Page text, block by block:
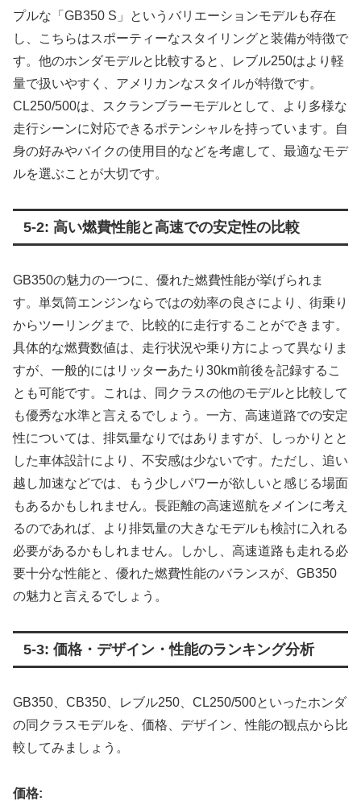
プルな「GB350 S」というバリエーションモデルも存在
し、こちらはスポーティーなスタイリングと装備が特徴で
す。他のホンダモデルと比較すると、レブル250はより軽
量で扱いやすく、アメリカンなスタイルが特徴です。
CL250/500は、スクランブラーモデルとして、より多様な
走行シーンに対応できるポテンシャルを持っています。自
身の好みやバイクの使用目的などを考慮して、最適なモデ
ルを選ぶことが大切です。
5-2: 高い燃費性能と高速での安定性の比較
GB350の魅力の一つに、優れた燃費性能が挙げられま
す。単気筒エンジンならではの効率の良さにより、街乗り
からツーリングまで、比較的に走行することができます。
具体的な燃費数値は、走行状況や乗り方によって異なりま
すが、一般的にはリッターあたり30km前後を記録するこ
とも可能です。これは、同クラスの他のモデルと比較して
も優秀な水準と言えるでしょう。一方、高速道路での安定
性については、排気量なりではありますが、しっかりとと
した車体設計により、不安感は少ないです。ただし、追い
越し加速などでは、もう少しパワーが欲しいと感じる場面
もあるかもしれません。長距離の高速巡航をメインに考え
るのであれば、より排気量の大きなモデルも検討に入れる
必要があるかもしれません。しかし、高速道路も走れる必
要十分な性能と、優れた燃費性能のバランスが、GB350
の魅力と言えるでしょう。
5-3: 価格・デザイン・性能のランキング分析
GB350、CB350、レブル250、CL250/500といったホンダ
の同クラスモデルを、価格、デザイン、性能の観点から比
較してみましょう。
価格: